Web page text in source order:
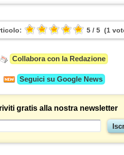
5 / 5 (1
Collabora con la Redazione
Seguici su Google News
gratis alla nostra newsletter